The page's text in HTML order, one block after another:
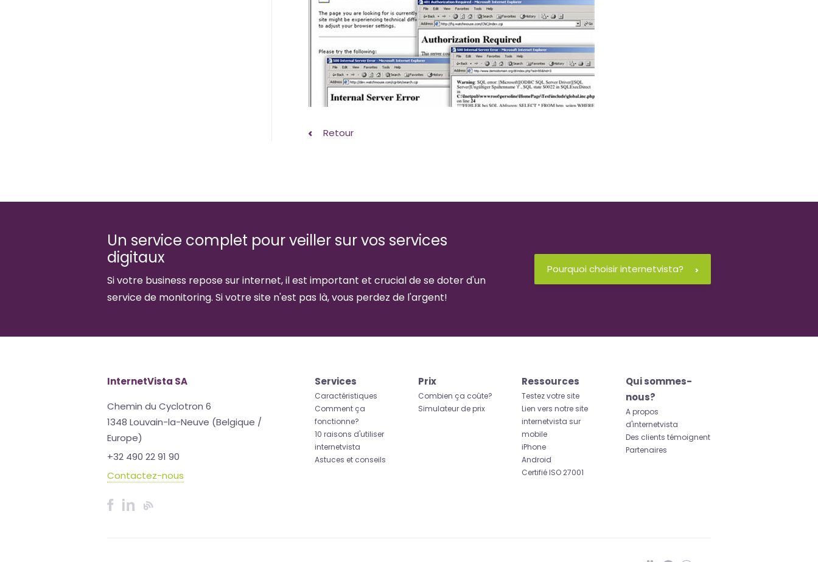
Retour
Un service complet pour veiller sur vos services
digitaux
Si votre business repose sur internet, il est important et crucial de se doter d'un
service de monitoring. Si votre site n'est pas là, vous perdez de l'argent!
Pourquoi choisir internetvista?
InternetVista SA
Chemin du Cyclotron 6
1348 Louvain-la-Neuve (Belgique /
Europe)
+32 490 22 91 90
Contactez-nous
Services
Caractéristiques
Comment ça
fonctionne?
10 raisons d'utiliser
internetvista
Astuces et conseils
Prix
Combien ça coûte?
Simulateur de prix
Ressources
Testez votre site
Lien vers notre site
internetvista sur
mobile
iPhone
Android
Certifié ISO 27001
Qui sommes-
nous?
A propos
d'internetvista
Des clients témoignent
Partenaires